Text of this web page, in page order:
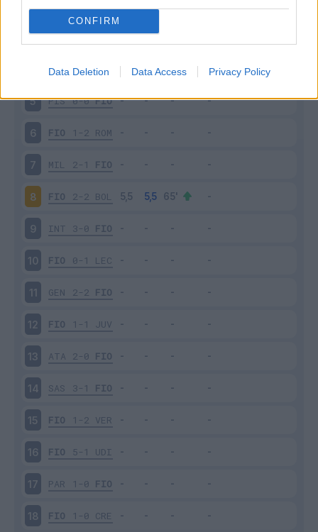
CONFIRM
Data Deletion Data Access Privacy Policy
3 FIO 1-3 NAP
FIO 1-2 COM
5 PIS 0-0 FIO
6 FIO 1-2 ROM
7 MIL 2-1 FIO
8 FIO 2-2 BOL
9 INT 3-0 FIO
10 FIO 0-1 LEC
11 GEN 2-2 FIO
12 FIO 1-1 JUV
13 ATA 2-0 FIO
14 SAS 3-1 FIO
15 FIO 1-2 VER
16 FIO 5-1 UDI
17 PAR 1-0 FIO
18 FIO 1-0 CRE